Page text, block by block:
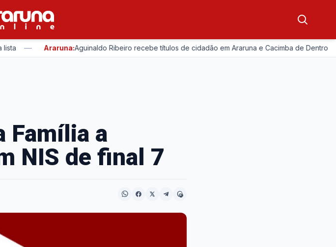
Araruna:Aguinaldo Ribeiro recebe títulos de cidadão em Araruna e Cacimba de Dentro —
Família a
NIS de final 7